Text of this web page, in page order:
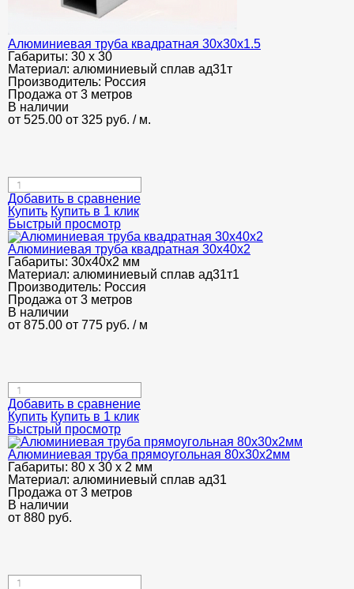
Алюминиевая труба квадратная 30х30х1.5
Габариты: 30 х 30
Материал: алюминиевый сплав ад31т
Производитель: Россия
Продажа от 3 метров
В наличии
от 525.00 от 325 руб. / м.
Добавить в сравнение
Купить Купить в 1 клик
Быстрый просмотр
Алюминиевая труба квадратная 30х40х2
Габариты: 30х40х2 мм
Материал: алюминиевый сплав ад31т1
Производитель: Россия
Продажа от 3 метров
В наличии
от 875.00 от 775 руб. / м
Добавить в сравнение
Купить Купить в 1 клик
Быстрый просмотр
Алюминиевая труба прямоугольная 80х30х2мм
Габариты: 80 х 30 х 2 мм
Материал: алюминиевый сплав ад31
Продажа от 3 метров
В наличии
от 880 руб.